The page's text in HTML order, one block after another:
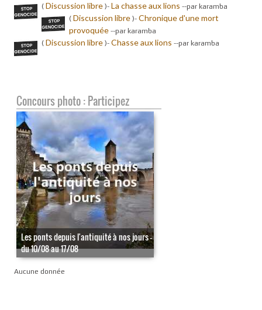
( Discussion libre )- La chasse aux lions --par karamba
( Discussion libre )- Chronique d'une mort
provoquée --par karamba
( Discussion libre )- Chasse aux lions --par karamba
Concours photo : Participez
Les ponts depuis l'antiquité à nos jours -
du 10/08 au 17/08
Aucune donnée